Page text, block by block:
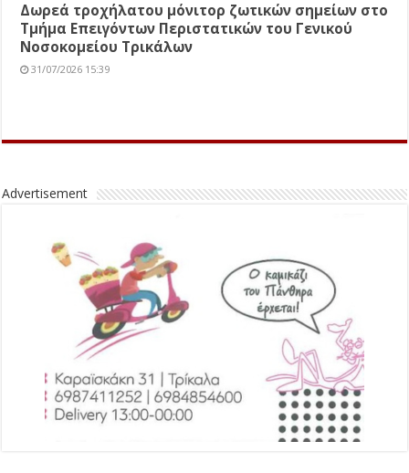
Δωρεά τροχήλατου μόνιτορ ζωτικών σημείων στο
Τμήμα Επειγόντων Περιστατικών του Γενικού
Νοσοκομείου Τρικάλων
31/07/2026 15:39
Advertisement